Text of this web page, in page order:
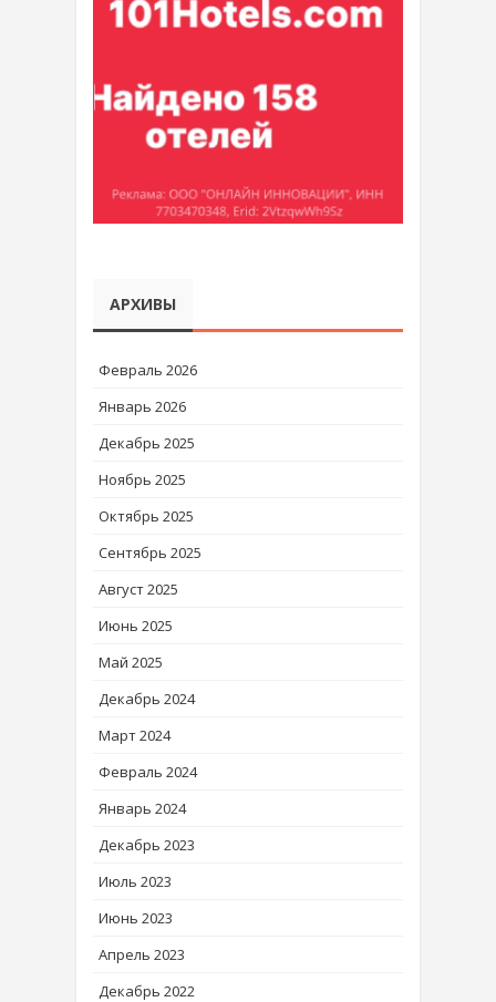
АРХИВЫ
Февраль 2026
Январь 2026
Декабрь 2025
Ноябрь 2025
Октябрь 2025
Сентябрь 2025
Август 2025
Июнь 2025
Май 2025
Декабрь 2024
Март 2024
Февраль 2024
Январь 2024
Декабрь 2023
Июль 2023
Июнь 2023
Апрель 2023
Декабрь 2022